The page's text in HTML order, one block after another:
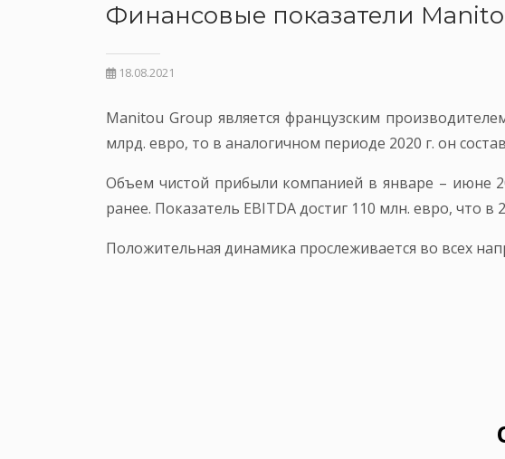
Финансовые показатели
18.08.2021
Manitou Group является французским
млрд. евро, то в аналогичном периоде 2020 г. он
Объем чистой прибыли компанией в январе – июне
ранее. Показатель EBITDA достиг 110 млн. евро, что
Положительная динамика прослеживается во всех